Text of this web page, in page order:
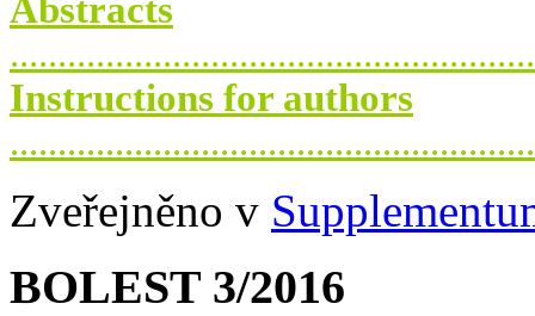
Abstracts
Instructions for authors
Zveřejněno v
BOLEST 3/2016